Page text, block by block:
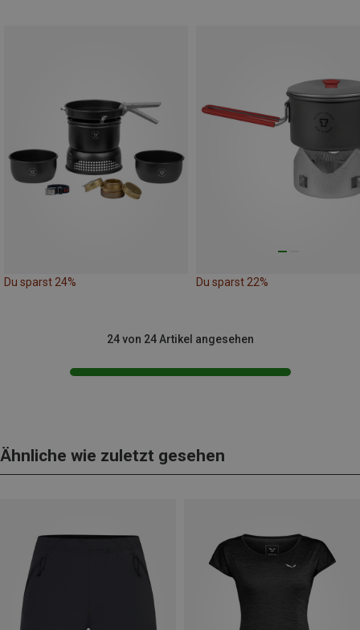
Du sparst 24% Du sparst 22%
24 von 24 Artikel angesehen
Ähnliche wie zuletzt gesehen